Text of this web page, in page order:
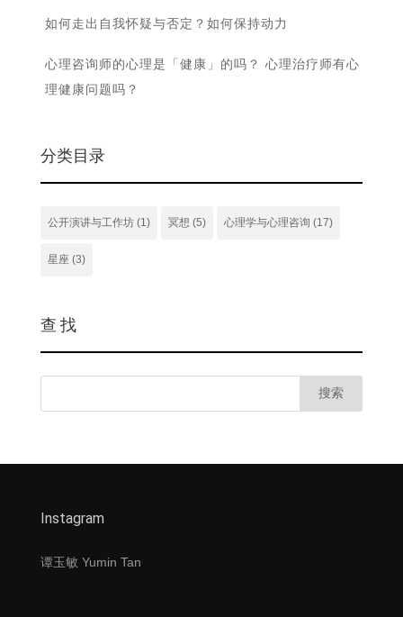
如何走出自我怀疑与否定？如何保持动力
心理咨询师的心理是「健康」的吗？ 心理治疗师有心
理健康问题吗？
分类目录
公开演讲与工作坊(1) 冥想 (5) 心理学与心理咨询 (17)
星座(3)
查 找
Instagram
谭玉敏 Yumin Tan